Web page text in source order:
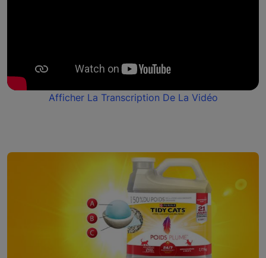
Afficher La Transcription De La Vidéo